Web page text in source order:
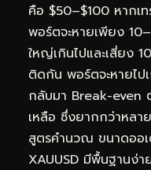
คือ $50–$100 หากเ
พอร์ตจะหายเพียง
ใหญ่เกินไปและเสี่ยง
ติดกัน พอร์ตจะหายไป
กลับมา Break-even
เหลือ ซึ่งยากกว่าหลา
สูตรคำนวณ ขนาดออ
XAUUSD มีพื้นฐานง่